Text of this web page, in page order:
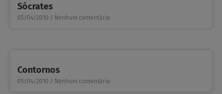
Sócrates
05/04/2010 Nenhum comentário
Contornos
05/04/2010 Nenhum comentário